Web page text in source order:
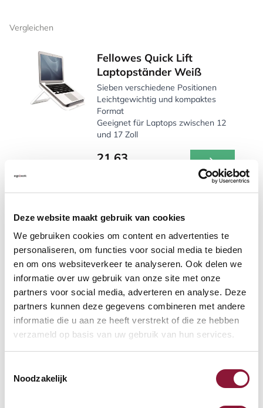
Deze website maakt gebruik van cookies
We gebruiken cookies om content en advertenties te
personaliseren, om functies voor social media te bieden
en om ons websiteverkeer te analyseren. Ook delen we
informatie over uw gebruik van onze site met onze
partners voor social media, adverteren en analyse. Deze
partners kunnen deze gegevens combineren met andere
informatie die u aan ze heeft verstrekt of die ze hebben
verzameld op basis van uw gebruik van hun services.
Noodzakelijk
Vergleichen
Fellowes Quick Lift
Laptopständer Weiß
Sieben verschiedene Positionen
Leichtgewichtig und kompaktes
Format
Geeignet für Laptops zwischen 12
und 17 Zoll
21,63
Kostenlose Rücksendung(100 Tage)
PersönlichetelefonischeBeratung
Kostenloser Versand
ab €75,-
Späterbezahlen
Vergleichen
Fellowes Quick Lift
Geeignet für Laptops zwischen 12